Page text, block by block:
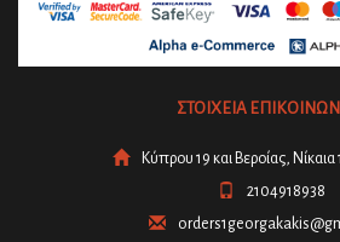
ΣΤΟΙΧΕΙΑ
Κύπρου 19 και Βεροίας,
2104918938